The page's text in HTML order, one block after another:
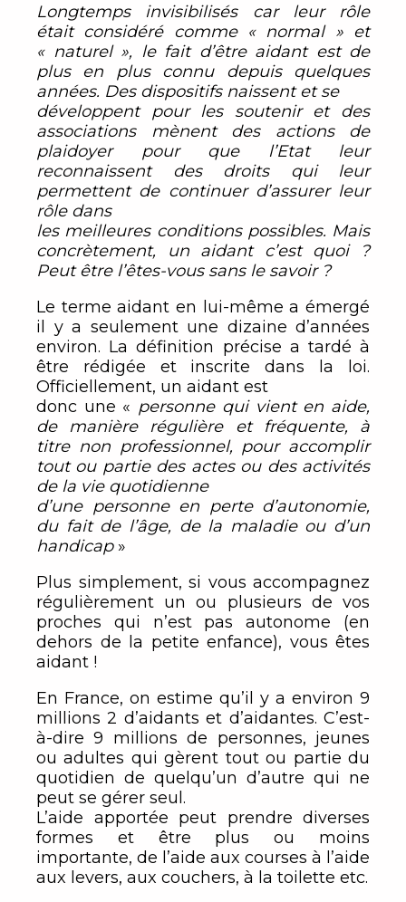
Longtemps invisibilisés car leur rôle
était considéré comme « normal » et
« naturel », le fait d’être aidant est de
plus en plus connu depuis quelques
années. Des dispositifs naissent et se
développent pour les soutenir et des
associations mènent des actions de
plaidoyer pour que l’Etat leur
reconnaissent des droits qui leur
permettent de continuer d’assurer leur
rôle dans
les meilleures conditions possibles. Mais
concrètement, un aidant c’est quoi ?
Peut être l’êtes-vous sans le savoir ?
Le terme aidant en lui-même a émergé
il y a seulement une dizaine d’années
environ. La définition précise a tardé à
être rédigée et inscrite dans la loi.
Officiellement, un aidant est
donc une « personne qui vient en aide,
de manière régulière et fréquente, à
titre non professionnel, pour accomplir
tout ou partie des actes ou des activités
de la vie quotidienne
d’une personne en perte d’autonomie,
du fait de l’âge, de la maladie ou d’un
handicap»
Plus simplement, si vous accompagnez
régulièrement un ou plusieurs de vos
proches qui n’est pas autonome (en
dehors de la petite enfance), vous êtes
aidant !
En France, on estime qu’il y a environ 9
millions 2 d’aidants et d’aidantes. C’est-
à-dire 9 millions de personnes, jeunes
ou adultes qui gèrent tout ou partie du
quotidien de quelqu’un d’autre qui ne
peut se gérer seul.
L’aide apportée peut prendre diverses
formes et être plus ou moins
importante, de l’aide aux courses à l’aide
aux levers, aux couchers, à la toilette etc.